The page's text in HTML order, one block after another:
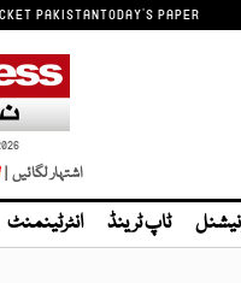
PAKISTANTODAY'S PAPER
اشتہار لگائیں |
نیشنل ٹاپ ٹرینڈ انٹرٹینمنٹ